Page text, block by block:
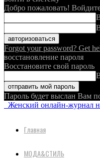
Добро пожаловать!
Forgot your password? Get
восстановление пароля
Восстановите свой пароль
Пароль будет выслан Вам
Женский онлайн-журнал
Главная
МОДА&СТИЛЬ